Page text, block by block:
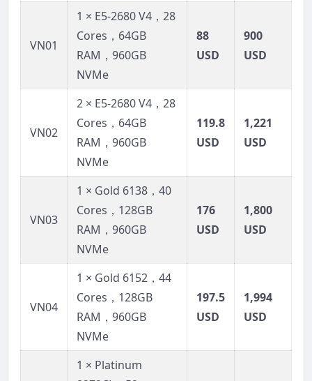
VN01
1 × E5-2680 V4，28
Cores，64GB
RAM，960GB
NVMe
88
USD
900
USD
VN02
2 × E5-2680 V4，28
Cores，64GB
RAM，960GB
NVMe
119.8
USD
1,221
USD
VN03
1 × Gold 6138，40
Cores，128GB
RAM，960GB
NVMe
176
USD
1,800
USD
VN04
1 × Gold 6152，44
Cores，128GB
RAM，960GB
NVMe
197.5
USD
1,994
USD
1 × Platinum